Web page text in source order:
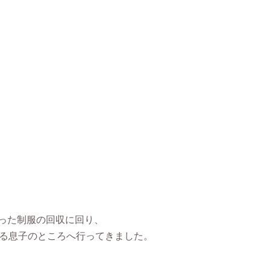
制服の回収に回り、
息子のところへ行ってきました。